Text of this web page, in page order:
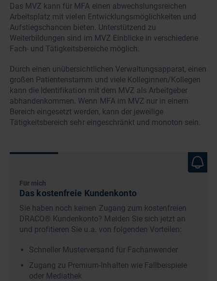
Das MVZ kann für MFA einen abwechslungsreichen
Arbeitsplatz mit vielen Entwicklungsmöglichkeiten und
Aufstiegschancen bieten. Unterstützend zu
Weiterbildungen sind im MVZ Einblicke in verschiedene
Fach- und Tätigkeitsbereiche möglich.
Durch einen unübersichtlichen Verwaltungsapparat, einen
großen Patientenstamm und viele Kolleginnen/Kollegen
kann die Identifikation mit dem MVZ als Arbeitgeber
abhandenkommen. Wenn MFA im MVZ nur in einem
Bereich eingesetzt werden, kann der jeweilige
Tätigkeitsbereich sehr eingeschränkt und monoton sein.
Für mich
Das kostenfreie Kundenkonto
Sie haben noch keinen Zugang zum kostenfreien
DRACO® Kundenkonto? Melden Sie sich jetzt an
und profitieren Sie u.a. von folgenden Vorteilen:
Schneller Musterversand für Fachanwender
Zugang zu Premium-Inhalten wie Fallbeispiele
oder Mediathek